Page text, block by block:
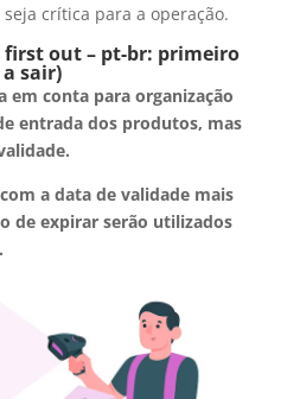
crítica para a operação.
first out – pt-br: primeiro
sair)
em conta para organização
entrada dos produtos, mas
a data de validade mais
de expirar serão utilizados